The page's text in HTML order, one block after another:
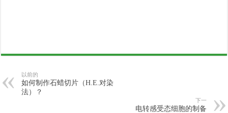
以前的
如何制作石蜡切片（H.E.对染
法）？
下一
电转感受态细胞的制备